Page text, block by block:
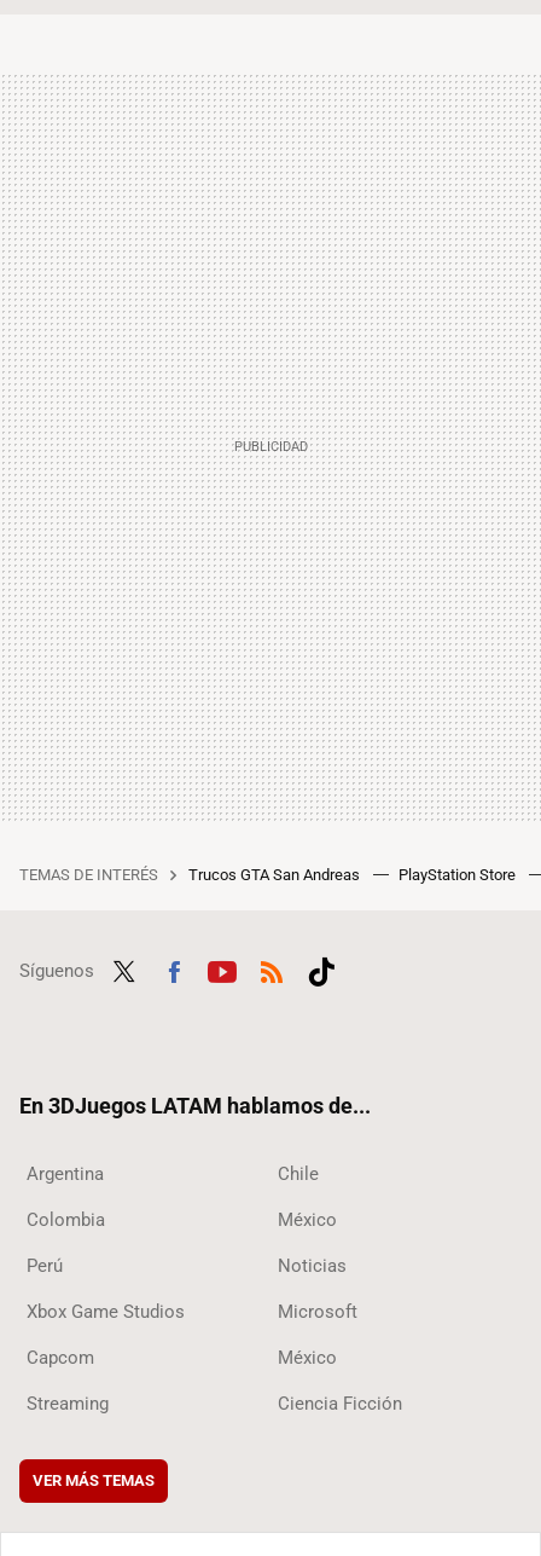
TEMAS DE INTERÉS Trucos GTA San Andreas PlayStation Store
Síguenos
En 3DJuegos LATAM hablamos de...
Argentina Chile
Colombia México
Perú Noticias
Xbox Game Studios Microsoft
Capcom México
Streaming Ciencia Ficción
VER MÁS TEMAS